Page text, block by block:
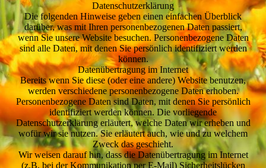
Datenschutzerklärung
Die folgenden Hinweise geben einen einfachen Überblick
darüber, was mit Ihren personenbezogenen Daten passiert,
wenn Sie unsere Website besuchen. Personenbezogene Daten
sind alle Daten, mit denen Sie persönlich identifiziert werden
können.
Datenübertragung im Internet
Bereits wenn Sie diese (oder eine andere) Website benutzen,
werden verschiedene personenbezogene Daten erhoben.
Personenbezogene Daten sind Daten, mit denen Sie persönlich
identifiziert werden können. Die vorliegende
Datenschutzerklärung erläutert, welche Daten wir erheben und
wofür wir sie nutzen. Sie erläutert auch, wie und zu welchem
Zweck das geschieht.
Wir weisen darauf hin, dass die Datenübertragung im Internet
(z.B. bei der Kommunikation per E-Mail) Sicherheitslücken